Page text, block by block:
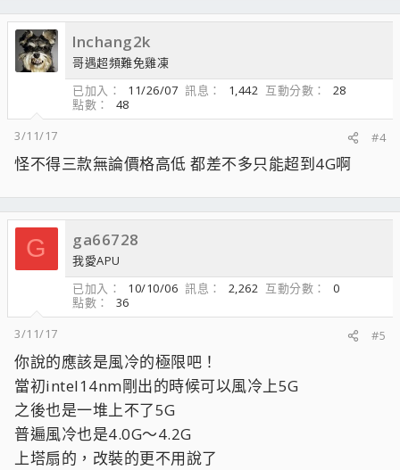
lnchang2k
哥遇超頻難免雞凍
已加入
11/26/07 訊息 1,442 互動分數
28
點數
48
3/11/17
#4
怪不得三款無論價格高低 都差不多只能超到4G啊
G ga66728
我愛APU
已加入
10/10/06 訊息 2,262 互動分數
0
點數
36
3/11/17
#5
你說的應該是風冷的極限吧！
當初intel14nm剛出的時候可以風冷上5G
之後也是一堆上不了5G
普遍風冷也是4.0G～4.2G
上塔扇的，改裝的更不用說了